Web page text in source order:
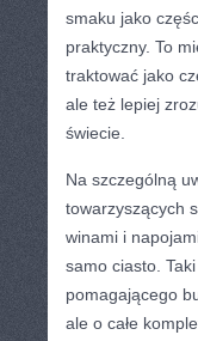
smaku jako
praktyczny. To
traktować jako
ale też lepiej
świecie.
Na szczególną
towarzyszących
winami i
samo ciasto.
pomagającego
ale o całe